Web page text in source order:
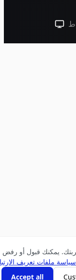
السلة
سمة النظام (انقر للفاتحة)
يمكنك قبول أو رفض
ملفات تعريف الارتباط
Accept all